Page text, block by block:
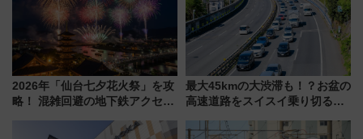
2026年「仙台七夕花火祭」を攻
略！ 混雑回避の地下鉄アクセス
火前に楽しむ仙台観光ルートま
最大45kmの大渋滞も！？お盆の
高速道路をスイスイ乗り切る快